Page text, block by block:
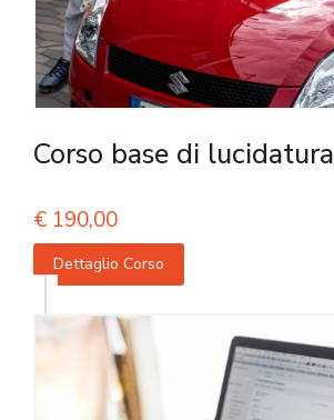
Corso base di lucidatura
€ 190,00
Dettaglio Corso